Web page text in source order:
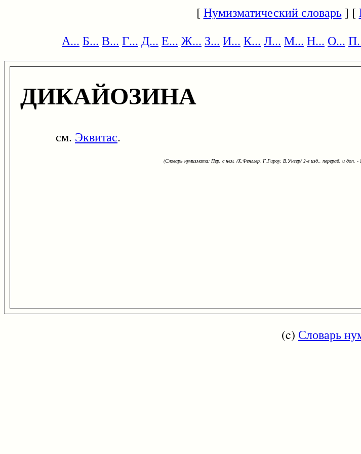
[Нумизматический словарь] [
А... Б... В... Г... Д... Е... Ж... З... И... К... Л... М... Н... О...
ДИКАЙОЗИНА
см. Эквитас.
(Словарь нумизмата: Пер. с нем. /Х.Фенглер, Г.Гироу, В.Унгер/ 2-е изд., перераб. и доп.
(c) Словарь